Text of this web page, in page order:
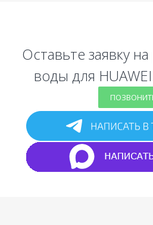
Оставьте заявку
воды для